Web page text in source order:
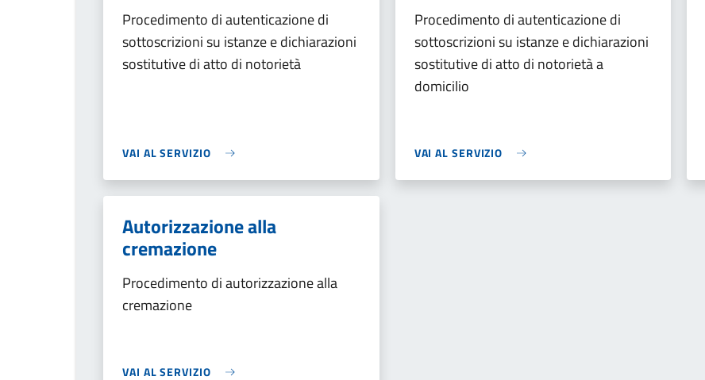
Procedimento di autenticazione di
sottoscrizioni su istanze e dichiarazioni
sostitutive di atto di notorietà
VAI AL SERVIZIO
Procedimento di autenticazione di
sottoscrizioni su istanze e dichiarazioni
sostitutive di atto di notorietà a
domicilio
VAI AL SERVIZIO
Autorizzazione alla
cremazione
Procedimento di autorizzazione alla
cremazione
VAI AL SERVIZIO